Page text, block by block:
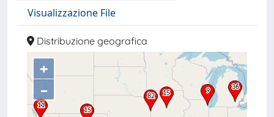
Visualizzazione File
Distribuzione geografica
+
–